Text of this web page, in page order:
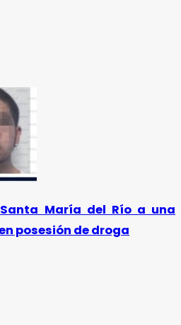
María del Río a una
posesión de droga